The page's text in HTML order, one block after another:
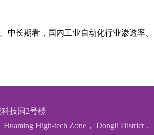
长期看，国内工业自动化行业渗透率、
技园2号楼
Huaming High-tech Zone， Dongli District，